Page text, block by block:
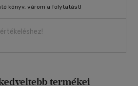
könyv, várom a folytatást!
termékei